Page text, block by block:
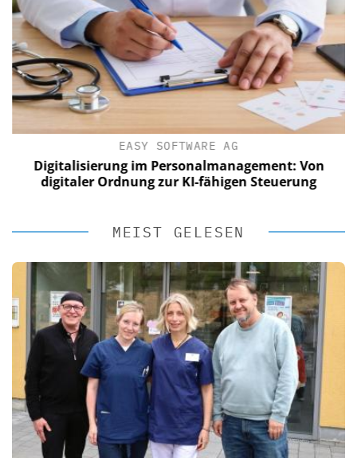
EASY SOFTWARE AG
Digitalisierung im Personalmanagement: Von
digitaler Ordnung zur KI-fähigen Steuerung
MEIST GELESEN